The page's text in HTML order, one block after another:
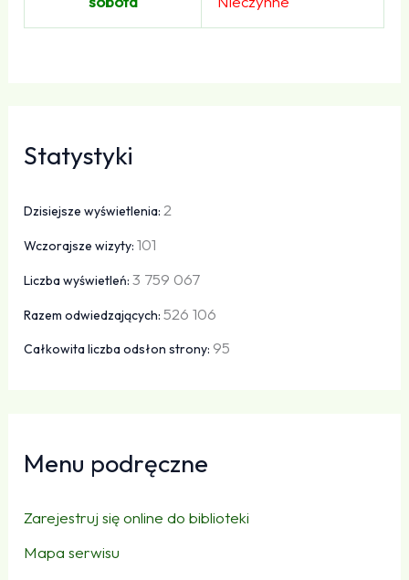
Statystyki
Dzisiejsze wyświetlenia:2
Wczorajsze wizyty:101
Liczba wyświetleń:3 759 067
Razem odwiedzających:526 106
Całkowita liczba odsłon strony: 95
Menu podręczne
Zarejestruj się online do biblioteki
Mapa serwisu